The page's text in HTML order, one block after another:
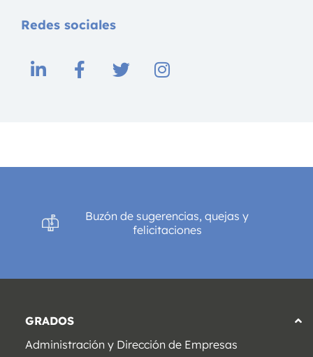
Redes sociales
Buzón de sugerencias, quejas y
felicitaciones
GRADOS
Administración y Dirección de Empresas